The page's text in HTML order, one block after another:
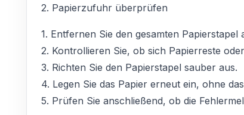
2. Papierzufuhr überprüfen
1. Entfernen Sie den gesamten Papierstapel
2. Kontrollieren Sie, ob sich Papierreste
3. Richten Sie den Papierstapel sauber aus.
4. Legen Sie das Papier erneut ein, ohne
5. Prüfen Sie anschließend, ob die